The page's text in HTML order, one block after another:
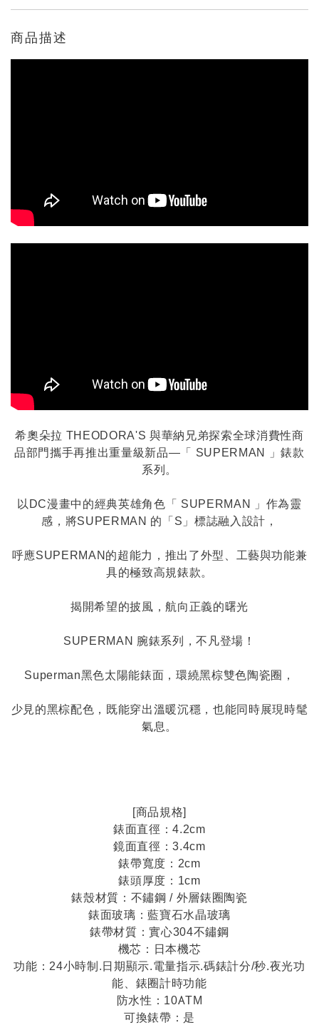
商品描述
希奧朵拉 THEODORA'S 與華納兄弟探索全球消費性商
品部門攜手再推出重量級新品—「 SUPERMAN 」錶款
系列。
以DC漫畫中的經典英雄角色「 SUPERMAN 」作為靈
感，將SUPERMAN 的「S」標誌融入設計，
呼應SUPERMAN的超能力，推出了外型、工藝與功能兼
具的極致高規錶款。
揭開希望的披風，航向正義的曙光
SUPERMAN 腕錶系列，不凡登場！
Superman黑色太陽能錶面，環繞黑棕雙色陶瓷圈，
少見的黑棕配色，既能穿出溫暖沉穩，也能同時展現時髦
氣息。
[商品規格]
錶面直徑：4.2cm
鏡面直徑：3.4cm
錶帶寬度：2cm
錶頭厚度：1cm
錶殼材質：不鏽鋼 / 外層錶圈陶瓷
錶面玻璃：藍寶石水晶玻璃
錶帶材質：實心304不鏽鋼
機芯：日本機芯
功能：24小時制.日期顯示.電量指示.碼錶計分/秒.夜光功
能、錶圈計時功能
防水性：10ATM
可換錶帶：是